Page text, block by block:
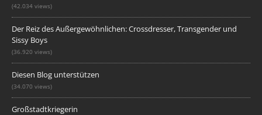
(42.034 views)
Der Reiz des Außergewöhnlichen: Crossdresser, Transgender und
Sissy Boys
(36.920 views)
Diesen Blog unterstützen
(34.070 views)
Großstadtkriegerin